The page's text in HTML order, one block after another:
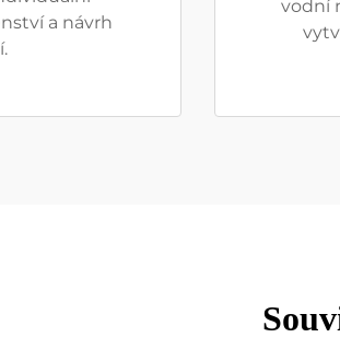
a návrh
vodní